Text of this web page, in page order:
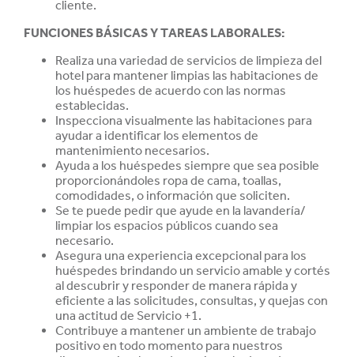
cliente.
FUNCIONES BÁSICAS Y TAREAS LABORALES:
Realiza una variedad de servicios de limpieza del
hotel para mantener limpias las habitaciones de
los huéspedes de acuerdo con las normas
establecidas.
Inspecciona visualmente las habitaciones para
ayudar a identificar los elementos de
mantenimiento necesarios.
Ayuda a los huéspedes siempre que sea posible
proporcionándoles ropa de cama, toallas,
comodidades, o información que soliciten.
Se te puede pedir que ayude en la lavandería/
limpiar los espacios públicos cuando sea
necesario.
Asegura una experiencia excepcional para los
huéspedes brindando un servicio amable y cortés
al descubrir y responder de manera rápida y
eficiente a las solicitudes, consultas, y quejas con
una actitud de Servicio +1.
Contribuye a mantener un ambiente de trabajo
positivo en todo momento para nuestros